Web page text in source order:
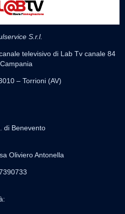
S.r.l.
televisivo di Lab Tv canale 84
– Torrioni (AV)
di Benevento
Oliviero Antonella